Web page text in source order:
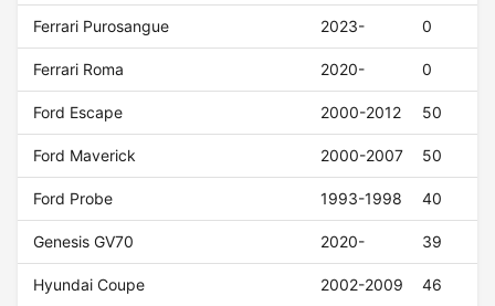
Ferrari Purosangue 2023- 0
Ferrari Roma 2020- 0
Ford Escape 2000-2012 50
Ford Maverick 2000-2007 50
Ford Probe 1993-1998 40
Genesis GV70 2020- 39
Hyundai Coupe 2002-2009 46